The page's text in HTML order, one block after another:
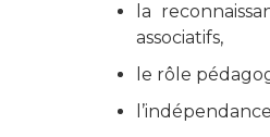
la
associatifs,
le rôle